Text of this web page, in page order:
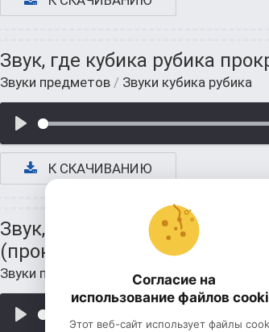
Звук, где кубика рубика
Звуки предметов / Звуки кубика рубика
К СКАЧИВАНИЮ
Звук, где пытаемся собрать
(прокрутили 3 раза)
Звуки предметов Звуки кубика рубика
Согласие на
использование файлов
Этот веб-сайт использует файлы